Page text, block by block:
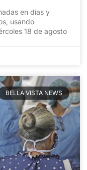
en días y
usando
18 de agosto
BELLA VISTA NEWS